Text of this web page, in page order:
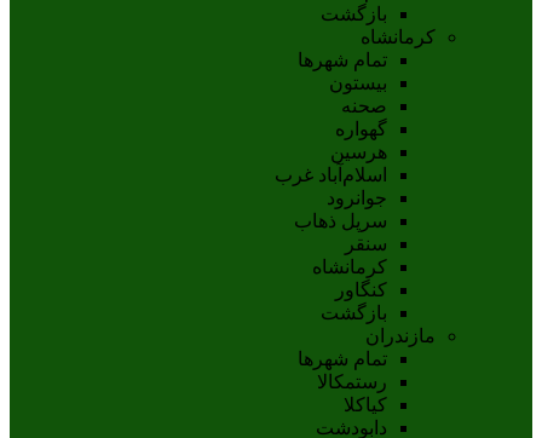
بازگشت
کرمانشاه
تمام شهر‌ها
بیستون
صحنه
گهواره
هرسین
اسلام‌‌آباد غرب
جوانرود
سرپل ذهاب
سنقر
کرمانشاه
کنگاور
بازگشت
مازندران
تمام شهر‌ها
رستمکالا
کیاکلا
دابودشت